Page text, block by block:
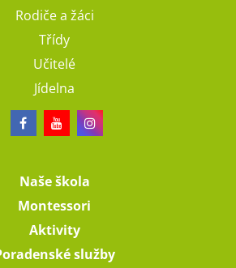
Rodiče a žáci
Třídy
Učitelé
Jídelna
Naše škola
Montessori
Aktivity
služby